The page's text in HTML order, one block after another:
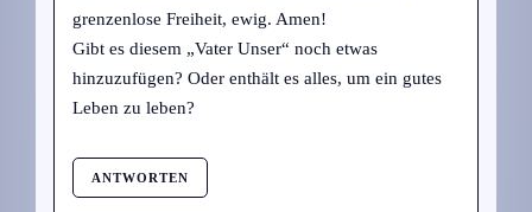
grenzenlose Freiheit, ewig. Amen!
Gibt es diesem „Vater Unser“ noch etwas
hinzuzufügen? Oder enthält es alles, um ein gutes
Leben zu leben?
ANTWORTEN